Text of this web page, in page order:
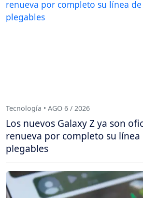
Tecnología • AGO 6 / 2026
Los nuevos Galaxy Z ya son
renueva por completo su
plegables